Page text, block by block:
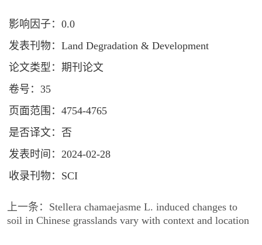
影响因子：0.0
发表刊物：Land Degradation & Development
论文类型：期刊论文
卷号：35
页面范围：4754-4765
是否译文：否
发表时间：2024-02-28
收录刊物：SCI
上一条： Stellera chamaejasme L. induced changes to
soil in Chinese grasslands vary with context and location